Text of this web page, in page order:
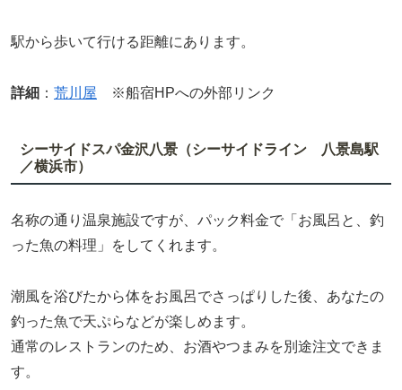
駅から歩いて行ける距離にあります。
詳細 ： 荒川屋 ※船宿HPへの外部リンク
シーサイドスパ金沢八景（シーサイドライン 八景島駅
／横浜市）
名称の通り温泉施設ですが、パック料金で「お風呂と、釣
った魚の料理」をしてくれます。
潮風を浴びたから体をお風呂でさっぱりした後、あなたの
釣った魚で天ぷらなどが楽しめます。
通常のレストランのため、お酒やつまみを別途注文できま
す。